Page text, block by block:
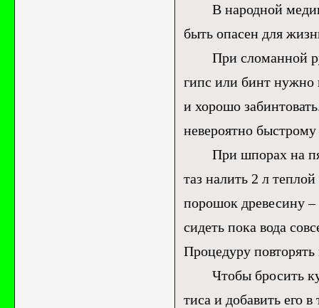
В народной
быть опасен для
При сломанной
гипс или бинт нужно
и хорошо
невероятно
При шпорах на
таз налить 2 л
порошок древесину –
сидеть пока вода
Процедуру
Чтобы бросить
тиса и добавить его